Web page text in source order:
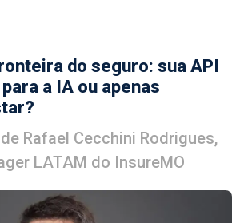
do seguro: sua API
a IA ou apenas
Rafael Cecchini Rodrigues,
LATAM do InsureMO